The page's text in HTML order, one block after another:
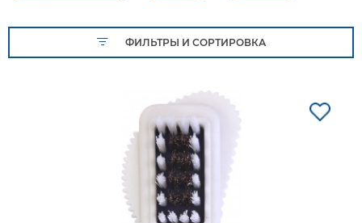
ФИЛЬТРЫ И СОРТИРОВКА